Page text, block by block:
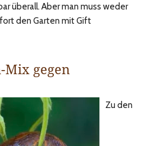
überall. Aber man muss weder
den Garten mit Gift
gegen
Zu den